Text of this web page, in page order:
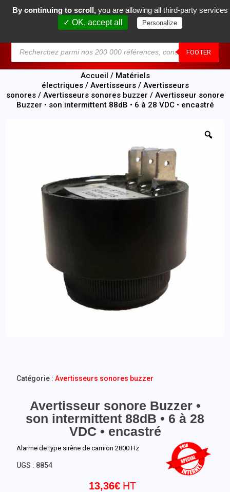
FOOTER
0
Accueil / Matériels
électriques/ Avertisseurs/ Avertisseurs
sonores/ Avertisseurs sonores buzzer / Avertisseur sonore
Buzzer • son intermittent 88dB • 6 à 28 VDC • encastré
Avertisseur sonore Buzzer •
son intermittent 88dB • 6 à 28
VDC • encastré
13,36€
Alarme de type sirène de camion 2800 Hz
UGS : 8854
Catégorie :Avertisseurs sonores buzzer
By continuing to scroll, you are allowing all third-party services
✓ OK, accept all
Personalize